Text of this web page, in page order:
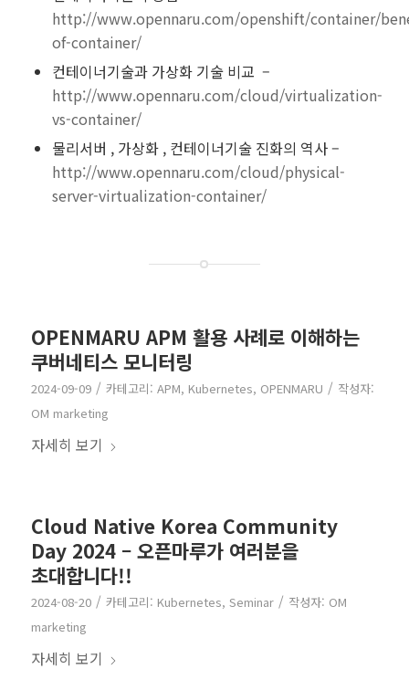
http://www.opennaru.com/openshift/container/
of-container/
컨테이너기술과 가상화 기술 비교 –
http://www.opennaru.com/cloud/virtualization-
vs-container/
물리서버 , 가상화 , 컨테이너기술 진화의 역사 –
http://www.opennaru.com/cloud/physical-
server-virtualization-container/
OPENMARU APM 활용 사례로 이해하는
쿠버네티스 모니터링
2024-09-09 / 카테고리: APM, Kubernetes, OPENMARU / 작성자:
OM marketing
자세히 보기
Cloud Native Korea Community
Day 2024 – 오픈마루가 여러분을
초대합니다!!
2024-08-20 / 카테고리: Kubernetes, Seminar / 작성자: OM
marketing
자세히 보기